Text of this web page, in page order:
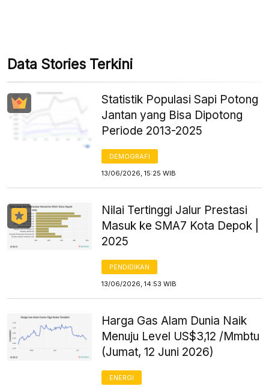
Data Stories Terkini
Statistik Populasi Sapi Potong
Jantan yang Bisa Dipotong
Periode 2013-2025
DEMOGRAFI
13/06/2026, 15:25 WIB
Nilai Tertinggi Jalur Prestasi
Masuk ke SMA7 Kota Depok |
2025
PENDIDIKAN
13/06/2026, 14:53 WIB
Harga Gas Alam Dunia Naik
Menuju Level US$3,12 /Mmbtu
(Jumat, 12 Juni 2026)
ENERGI